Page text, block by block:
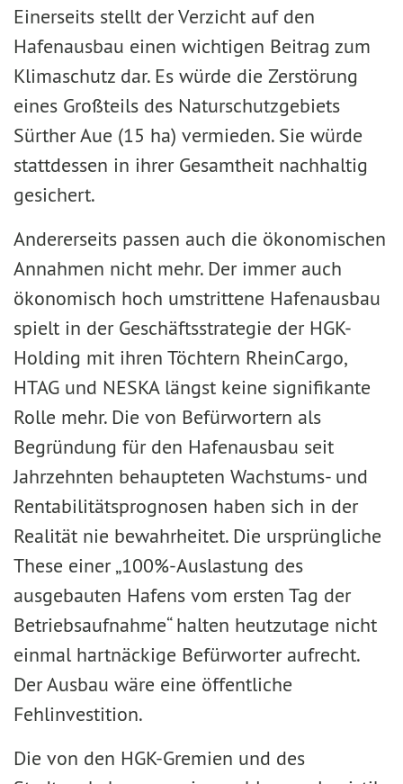
Einerseits stellt der Verzicht auf den
Hafenausbau einen wichtigen Beitrag zum
Klimaschutz dar. Es würde die Zerstörung
eines Großteils des Naturschutzgebiets
Sürther Aue (15 ha) vermieden. Sie würde
stattdessen in ihrer Gesamtheit nachhaltig
gesichert.
Andererseits passen auch die ökonomischen
Annahmen nicht mehr. Der immer auch
ökonomisch hoch umstrittene Hafenausbau
spielt in der Geschäftsstrategie der HGK-
Holding mit ihren Töchtern RheinCargo,
HTAG und NESKA längst keine signifikante
Rolle mehr. Die von Befürwortern als
Begründung für den Hafenausbau seit
Jahrzehnten behaupteten Wachstums- und
Rentabilitätsprognosen haben sich in der
Realität nie bewahrheitet. Die ursprüngliche
These einer „100%-Auslastung des
ausgebauten Hafens vom ersten Tag der
Betriebsaufnahme“ halten heutzutage nicht
einmal hartnäckige Befürworter aufrecht.
Der Ausbau wäre eine öffentliche
Fehlinvestition.
Die von den HGK-Gremien und des